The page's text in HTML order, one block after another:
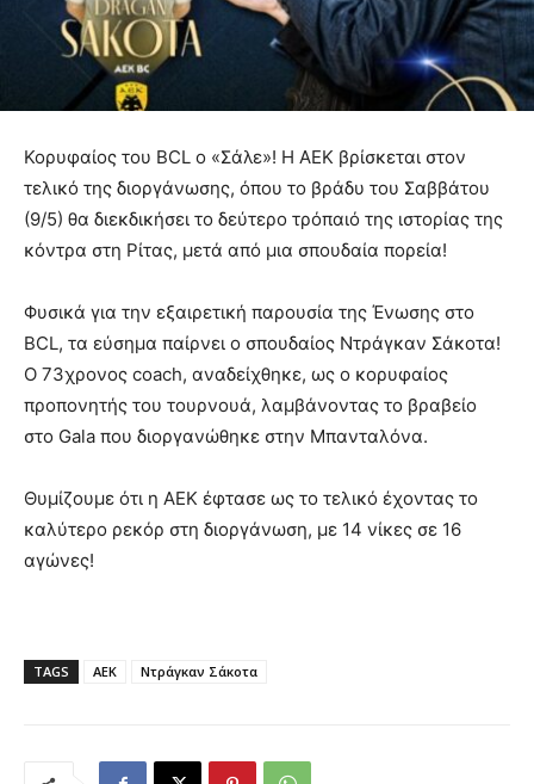
Κορυφαίος του BCL o «Σάλε»! Η ΑΕΚ βρίσκεται στον
τελικό της διοργάνωσης, όπου το βράδυ του Σαββάτου
(9/5) θα διεκδικήσει το δεύτερο τρόπαιό της ιστορίας της
κόντρα στη Ρίτας, μετά από μια σπουδαία πορεία!
Φυσικά για την εξαιρετική παρουσία της Ένωσης στο
BCL, τα εύσημα παίρνει ο σπουδαίος Ντράγκαν Σάκοτα!
Ο 73χρονος coach, αναδείχθηκε, ως ο κορυφαίος
προπονητής του τουρνουά, λαμβάνοντας το βραβείο
στο Gala που διοργανώθηκε στην Μπανταλόνα.
Θυμίζουμε ότι η ΑΕΚ έφτασε ως το τελικό έχοντας το
καλύτερο ρεκόρ στη διοργάνωση, με 14 νίκες σε 16
αγώνες!
TAGS ΑΕΚ Ντράγκαν Σάκοτα